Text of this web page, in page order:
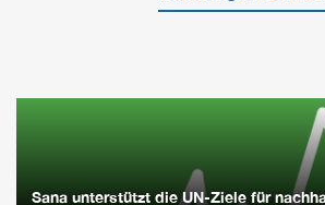
Sana unterstützt die UN-Ziele für